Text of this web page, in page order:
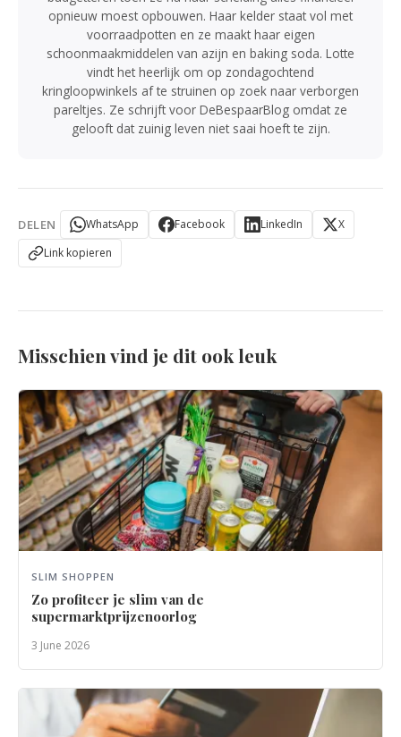
opnieuw moest opbouwen. Haar kelder staat vol met
voorraadpotten en ze maakt haar eigen
schoonmaakmiddelen van azijn en baking soda. Lotte
vindt het heerlijk om op zondagochtend
kringloopwinkels af te struinen op zoek naar verborgen
pareltjes. Ze schrijft voor DeBespaarBlog omdat ze
gelooft dat zuinig leven niet saai hoeft te zijn.
DELEN WhatsApp Facebook LinkedIn
X
Link kopieren
Misschien vind je dit ook leuk
SLIM SHOPPEN
Zo profiteer je slim van de
supermarktprijzenoorlog
3 June 2026